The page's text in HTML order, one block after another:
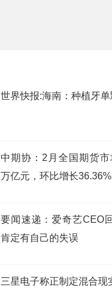
世界快报:海南：种植牙
中期协：2月全国期货
万亿元，环比增长36.36%
要闻速递：爱奇艺CEO
肯定有自己的失误
三星电子称正制定混合现